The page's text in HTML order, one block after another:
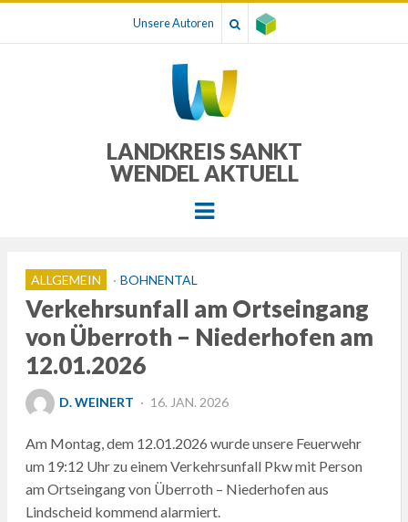
Unsere Autoren
LANDKREIS SANKT
WENDEL AKTUELL
Menu
ALLGEMEIN BOHNENTAL
Verkehrsunfall am Ortseingang
von Überroth – Niederhofen am
12.01.2026
D. WEINERT
POSTED
16. JAN. 2026
Am Montag, dem 12.01.2026 wurde unsere Feuerwehr
um 19:12 Uhr zu einem Verkehrsunfall Pkw mit Person
am Ortseingang von Überroth – Niederhofen aus
Lindscheid kommend alarmiert.